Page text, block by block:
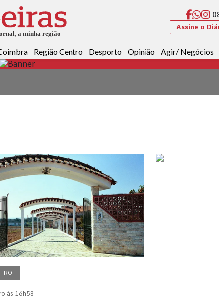
Assine o
Região Centro Desporto Opinião Agir/ Negócios
às 16h58